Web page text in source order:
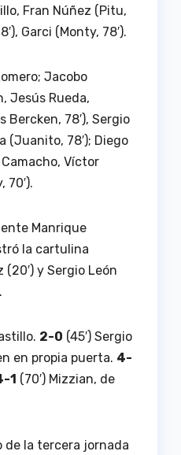
Fran Núñez (Pitu,
Garci (Monty, 78′).
Jacobo
Jesús Rueda,
Bercken, 78′), Sergio
(Juanito, 78′); Diego
Camacho, Víctor
70′).
Manrique
la cartulina
y Sergio León
2-0 (45′) Sergio
en propia puerta. 4-
1 (70′) Mizzian, de
de la tercera jornada